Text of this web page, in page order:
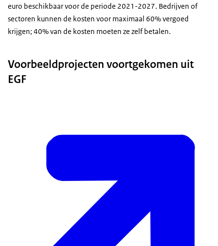
euro beschikbaar voor de periode 2021-2027. Bedrijven of
sectoren kunnen de kosten voor maximaal 60% vergoed
krijgen; 40% van de kosten moeten ze zelf betalen.
Voorbeeldprojecten voortgekomen uit
EGF